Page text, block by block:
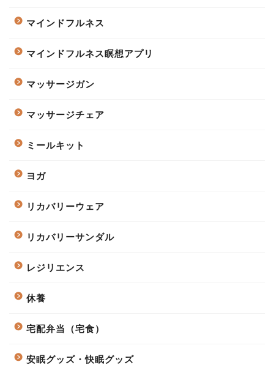
マインドフルネス
マインドフルネス瞑想アプリ
マッサージガン
マッサージチェア
ミールキット
ヨガ
リカバリーウェア
リカバリーサンダル
レジリエンス
休養
宅配弁当（宅食）
安眠グッズ・快眠グッズ